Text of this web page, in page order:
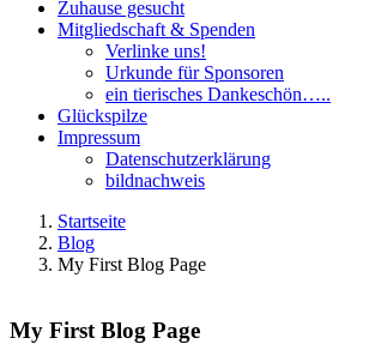
Zuhause gesucht
Mitgliedschaft & Spenden
Verlinke uns!
Urkunde für Sponsoren
ein tierisches Dankeschön…..
Glückspilze
Impressum
Datenschutzerklärung
bildnachweis
Startseite
Blog
My First Blog Page
My First Blog Page